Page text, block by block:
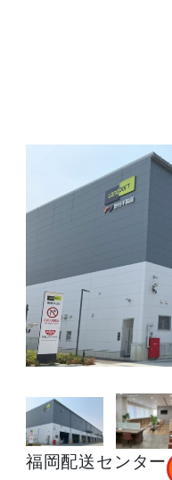
福岡配送センター